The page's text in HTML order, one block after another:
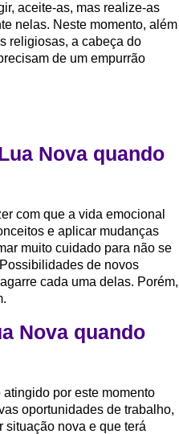
aceite-as, mas realize-as
nelas. Neste momento, além
religiosas, a cabeça do
de um empurrão
Nova quando
com que a vida emocional
e aplicar mudanças
muito cuidado para não se
de novos
cada uma delas. Porém,
Nova quando
por este momento
oportunidades de trabalho,
situação nova e que terá